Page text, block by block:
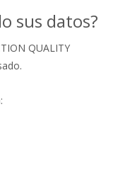
sus datos?
QUALITY